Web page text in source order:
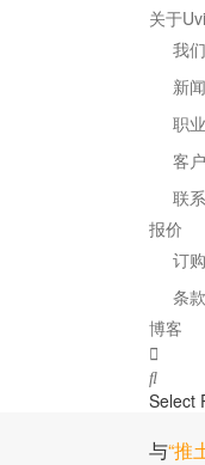
关于
我
新闻
职
客户
联
报价
订
条款
博客
Select
与“推